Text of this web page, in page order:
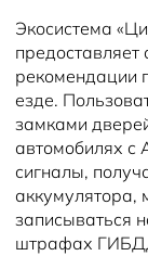
Экосистема
предоставляет
рекомендации
езде.
замками
автомобилях с
сигналы,
аккумулятора,
записываться
штрафах